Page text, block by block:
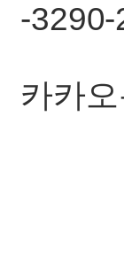
-3290-
카카